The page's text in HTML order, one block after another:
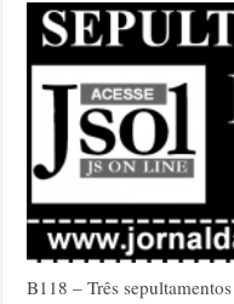
B118 – Três